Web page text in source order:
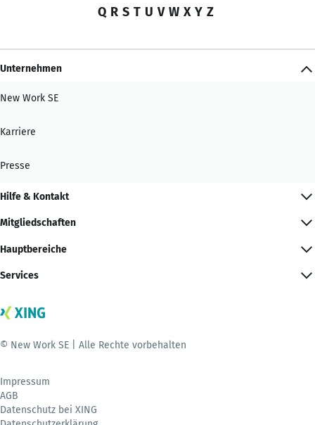
Q R S T U V W X Y Z
Unternehmen
New Work SE
Karriere
Presse
Hilfe & Kontakt
Mitgliedschaften
Hauptbereiche
Services
© New Work SE | Alle Rechte vorbehalten
Impressum
AGB
Datenschutz bei XING